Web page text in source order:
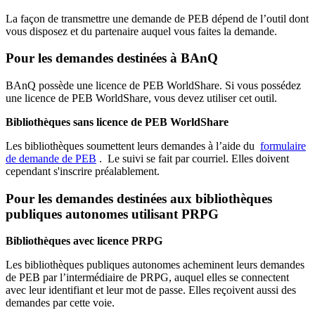
La façon de transmettre une demande de PEB dépend de l’outil dont
vous disposez et du partenaire auquel vous faites la demande.
Pour les demandes destinées à BAnQ
BAnQ possède une licence de PEB WorldShare. Si vous possédez
une licence de PEB WorldShare, vous devez utiliser cet outil.
Bibliothèques sans licence de PEB WorldShare
Les bibliothèques soumettent leurs demandes à l’aide du formulaire
de demande de PEB . Le suivi se fait par courriel. Elles doivent
cependant s'inscrire préalablement.
Pour les demandes destinées aux bibliothèques
publiques autonomes utilisant PRPG
Bibliothèques avec licence PRPG
Les bibliothèques publiques autonomes acheminent leurs demandes
de PEB par l’intermédiaire de PRPG, auquel elles se connectent
avec leur identifiant et leur mot de passe. Elles reçoivent aussi des
demandes par cette voie.